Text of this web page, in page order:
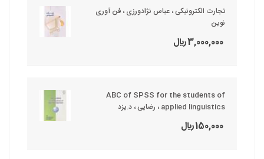
تجارت الکترونیکی ، عباس نژادورزی ، فن آوری
نوین
3,000,000 ريال
ABC of SPSS for the students of
applied linguistics ، رضایی ، د.یزد
150,000 ريال